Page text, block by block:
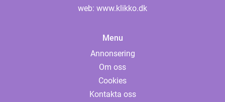
web: www.klikko.dk
Menu
Annonsering
Om oss
Cookies
Kontakta oss